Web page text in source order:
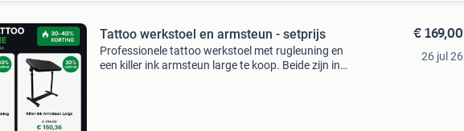
Tattoo werkstoel en armsteun - setprijs
Professionele tattoo werkstoel met rugleuning en
een killer ink armsteun large te koop. Beide zijn in
€ 169,00
26 jul 26